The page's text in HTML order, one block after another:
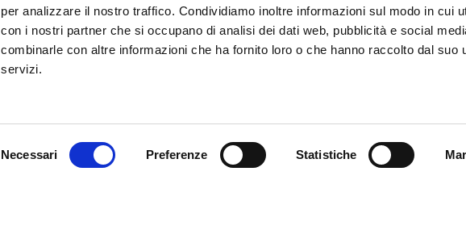
per analizzare il nostro traffico. Condividiamo inoltre informazioni sul modo in cui
con i nostri partner che si occupano di analisi dei dati web, pubblicità e social
combinarle con altre informazioni che ha fornito loro o che hanno raccolto dal suo
servizi.
Necessari Preferenze Statistiche
(TV)
CAPITALE SOCIALE: